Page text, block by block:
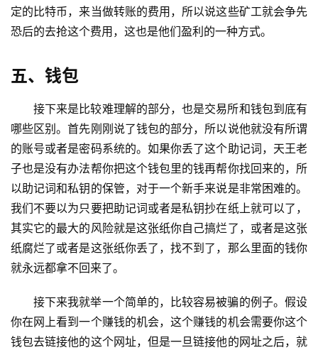
定的比特币，来当做转账的费用，所以说这些矿工就会争先
恐后的去抢这个费用，这也是他们盈利的一种方式。
五、钱包
接下来是比较难理解的部分，也是交易所和钱包到底有
哪些区别。首先刚刚说了钱包的部分，所以说他就没有所谓
的账号或者是密码系统的。如果你丢了这个助记词，天王老
子也是没有办法帮你把这个钱包里的钱再帮你找回来的，所
以助记词和私钥的保管，对于一个新手来说是非常困难的。
我们不要以为只要把助记词或者是私钥抄在纸上就可以了，
其实它的最大的风险就是这张纸你自己搞烂了，或者是这张
纸腐烂了或者是这张纸你丢了，找不到了，那么里面的钱你
就永远都拿不回来了。
接下来我就举一个简单的，比较容易被骗的例子。假设
你在网上看到一个赚钱的机会，这个赚钱的机会需要你这个
钱包去链接他的这个网址，但是一旦链接他的网址之后，就